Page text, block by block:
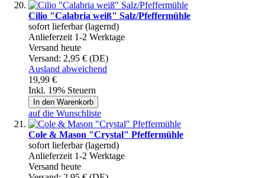
Cilio "Calabria weiß" Salz/Pfeffermühle
sofort lieferbar (lagernd)
Anlieferzeit 1-2 Werktage
Versand heute
Versand: 2,95 € (DE)
Ausland abweichend
19,99 €
Inkl. 19% Steuern
In den Warenkorb
auf die Wunschliste
Cole & Mason "Crystal" Pfeffermühle
sofort lieferbar (lagernd)
Anlieferzeit 1-2 Werktage
Versand heute